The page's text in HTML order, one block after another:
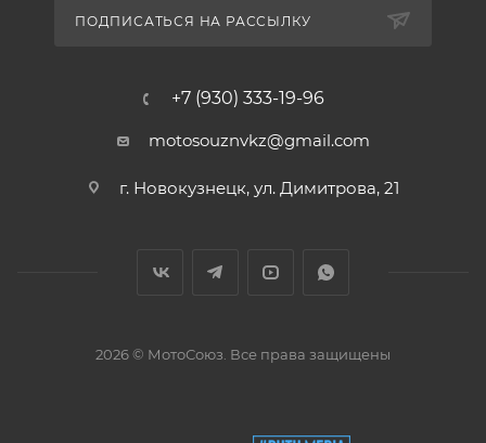
ПОДПИСАТЬСЯ НА РАССЫЛКУ
+7 (930) 333-19-96
motosouznvkz@gmail.com
г. Новокузнецк, ул. Димитрова, 21
2026 © МотоСоюз. Все права защищены